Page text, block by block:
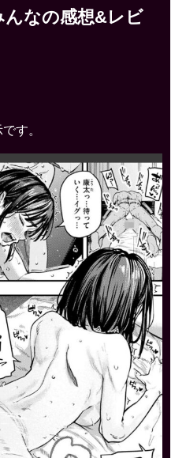
んなの感想&レビ
す。